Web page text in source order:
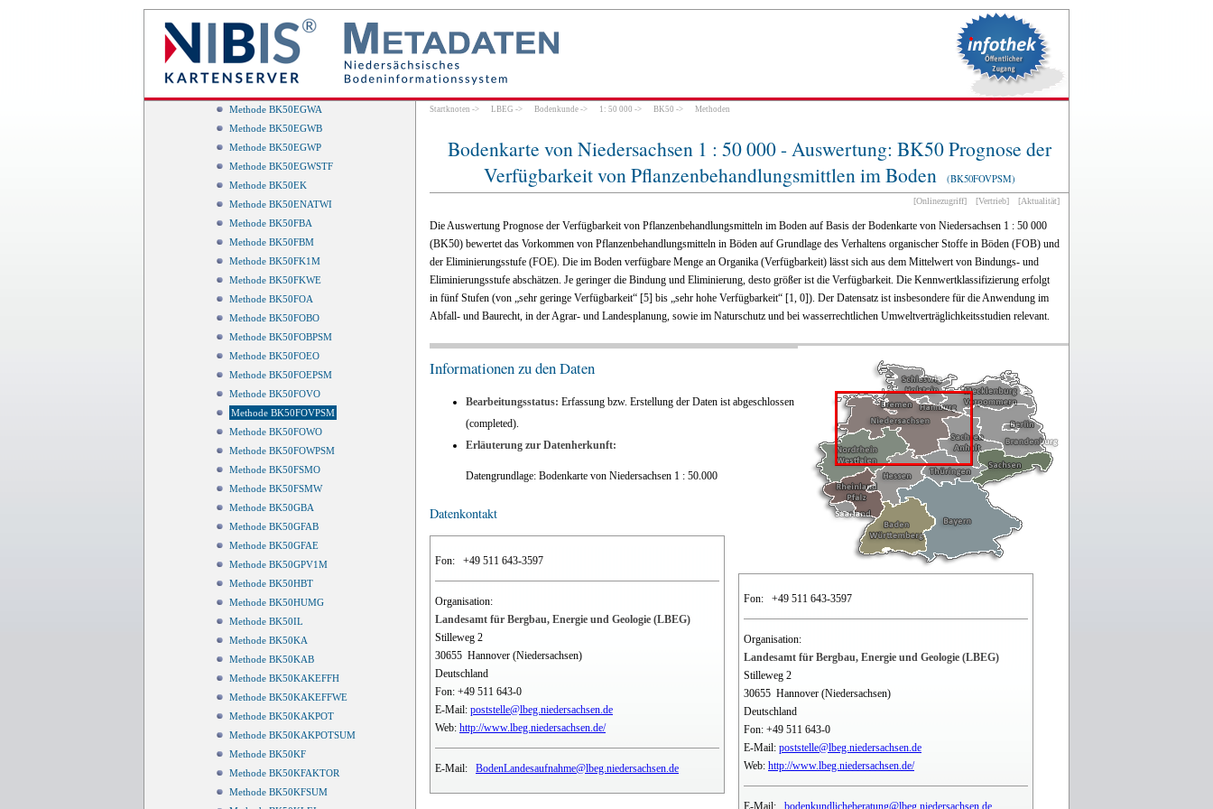
Methode BK50CORGH
Methode BK50CVOR
Methode BK50CWSUM
Methode BK50EGWA
Methode BK50EGWB
Methode BK50EGWP
Methode BK50EGWSTF
Methode BK50EK
Methode BK50ENATWI
Methode BK50FBA
Methode BK50FBM
Methode BK50FK1M
Methode BK50FKWE
Methode BK50FOA
Methode BK50FOBO
Methode BK50FOBPSM
Methode BK50FOEO
Methode BK50FOEPSM
Methode BK50FOVO
Methode BK50FOVPSM
Methode BK50FOWO
Methode BK50FOWPSM
Methode BK50FSMO
Methode BK50FSMW
Methode BK50GBA
Methode BK50GFAB
Methode BK50GFAE
Methode BK50GPV1M
Methode BK50HBT
Methode BK50HUMG
Methode BK50IL
Methode BK50KA
Methode BK50KAB
Methode BK50KAKEFFH
Methode BK50KAKEFFWE
Methode BK50KAKPOT
Methode BK50KAKPOTSUM
Methode BK50KF
Methode BK50KFAKTOR
Methode BK50KFSUM
Startknoten -> LBEG -> Bodenkunde -> 1: 50 000 -> BK50 -> Methoden
Bodenkarte von Niedersachsen 1 : 50 000 - Auswertung: BK50 Prognose der
Verfügbarkeit von Pflanzenbehandlungsmittlen im Boden(BK50FOVPSM)
[Onlinezugriff] [Vertrieb] [Aktualität]
Die Auswertung Prognose der Verfügbarkeit von Pflanzenbehandlungsmitteln im Boden auf Basis der Bodenkarte von Niedersachsen 1 : 50 000
(BK50) bewertet das Vorkommen von Pflanzenbehandlungsmitteln in Böden auf Grundlage des Verhaltens organischer Stoffe in Böden (FOB) und
der Eliminierungsstufe (FOE). Die im Boden verfügbare Menge an Organika (Verfügbarkeit) lässt sich aus dem Mittelwert von Bindungs- und
Eliminierungsstufe abschätzen. Je geringer die Bindung und Eliminierung, desto größer ist die Verfügbarkeit. Die Kennwertklassifizierung erfolgt
in fünf Stufen (von „sehr geringe Verfügbarkeit“ [5] bis „sehr hohe Verfügbarkeit“ [1, 0]). Der Datensatz ist insbesondere für die Anwendung im
Abfall- und Baurecht, in der Agrar- und Landesplanung, sowie im Naturschutz und bei wasserrechtlichen Umweltverträglichkeitsstudien relevant.
Informationen zu den Daten
Bearbeitungsstatus: Erfassung bzw. Erstellung der Daten ist abgeschlossen
(completed).
Erläuterung zur Datenherkunft:
Datengrundlage: Bodenkarte von Niedersachsen 1 : 50.000
Datenkontakt
Fon: +49 511 643-3597
Organisation:
Landesamt für Bergbau, Energie und Geologie (LBEG)
Stilleweg 2
30655 Hannover (Niedersachsen)
Deutschland
Fon: +49 511 643-0
E-Mail: poststelle@lbeg.niedersachsen.de
Web: http://www.lbeg.niedersachsen.de/
E-Mail: BodenLandesaufnahme@lbeg.niedersachsen.de
Fon: +49 511 643-3597
Organisation:
Landesamt für Bergbau, Energie und Geologie (LBEG)
Stilleweg 2
30655 Hannover (Niedersachsen)
Deutschland
Fon: +49 511 643-0
E-Mail: poststelle@lbeg.niedersachsen.de
Web: http://www.lbeg.niedersachsen.de/